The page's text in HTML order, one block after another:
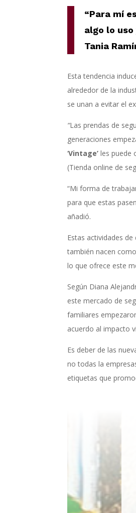
“Para mí
algo lo
Tania
Esta tendencia
alrededor de la
se unan a evitar el
“Las prendas de
generaciones
‘Vintage’les puede
(Tienda online de
“Mi forma de
para que estas
añadió.
Estas actividades
también nacen como
lo que ofrece este
Según Diana
este mercado de
familiares
acuerdo al impacto
Es deber de las
no todas la
etiquetas que